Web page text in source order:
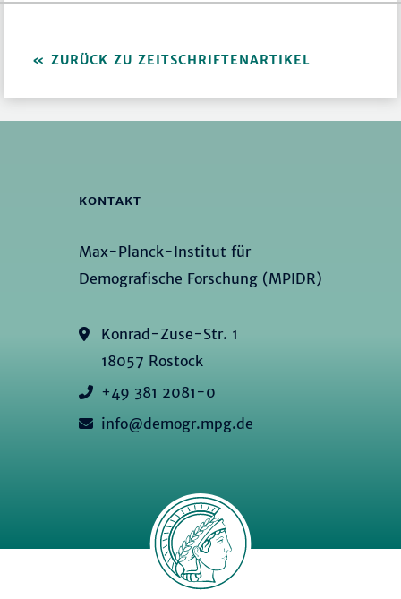
ZURÜCK ZU ZEITSCHRIFTENARTIKEL
KONTAKT
Max-Planck-Institut für
Demografische Forschung (MPIDR)
Konrad-Zuse-Str. 1
18057 Rostock
+49 381 2081-0
info@demogr.mpg.de